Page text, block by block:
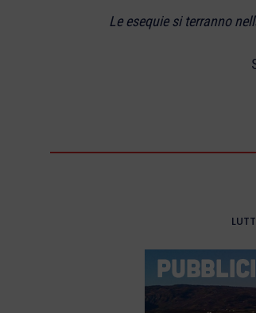
Le esequie si terranno